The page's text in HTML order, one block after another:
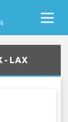
- LAX